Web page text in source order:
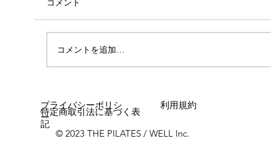
外腿の張り感
コメント
コメントを追加…
© 2023 THE PILATES / WELL Inc.
プライバシーポリシ
ー
利用規約
特定商取引法に基づく表
記